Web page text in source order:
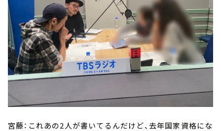
宮藤：これあの2人が書いてるんだけど、去年国家資格にな